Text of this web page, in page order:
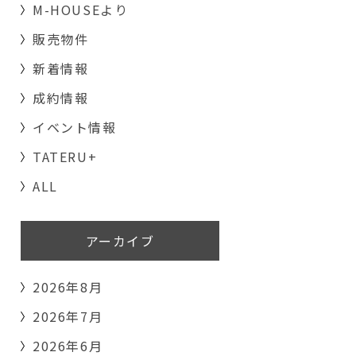
M-HOUSEより
販売物件
新着情報
成約情報
イベント情報
TATERU+
ALL
アーカイブ
2026年8月
2026年7月
2026年6月